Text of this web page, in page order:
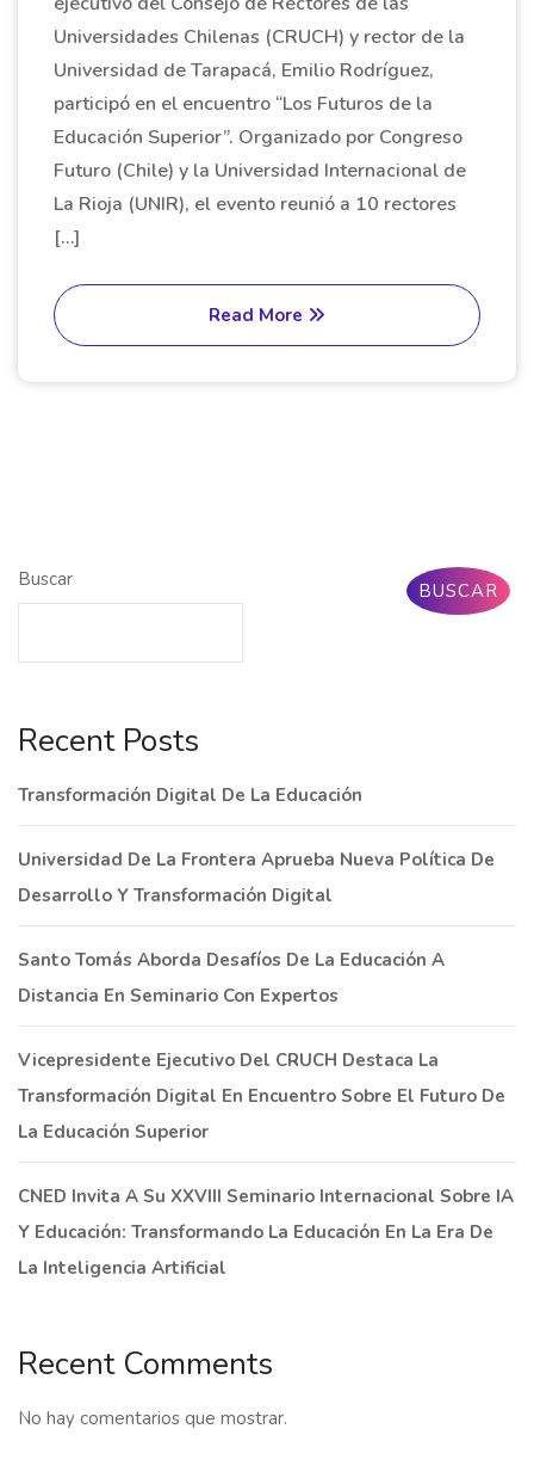
Universidades Chilenas (CRUCH) y rector de la
Universidad de Tarapacá, Emilio Rodríguez,
participó en el encuentro “Los Futuros de la
Educación Superior”. Organizado por Congreso
Futuro (Chile) y la Universidad Internacional de
La Rioja (UNIR), el evento reunió a 10 rectores
[…]
Read More
Buscar BUSCAR
Recent Posts
Transformación Digital De La Educación
Universidad De La Frontera Aprueba Nueva Política De
Desarrollo Y Transformación Digital
Santo Tomás Aborda Desafíos De La Educación A
Distancia En Seminario Con Expertos
Vicepresidente Ejecutivo Del CRUCH Destaca La
Transformación Digital En Encuentro Sobre El Futuro De
La Educación Superior
CNED Invita A Su XXVIII Seminario Internacional Sobre IA
Y Educación: Transformando La Educación En La Era De
La Inteligencia Artificial
Recent Comments
No hay comentarios que mostrar.